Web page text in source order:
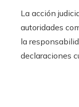
La acción
autoridades
la
declaraciones